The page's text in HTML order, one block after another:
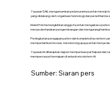
Yayasan SAIL mengumumkan peluncurannya untuk
yang didukung oleh organisasi teknologi dan penelitian
Inisiatif ini memungkinkan anggota untuk mengakses
menyederhanakan pengembangan dan mengurangi
Peningkatan pengajuan paten dan kompleksitas sistem
memperlambat inovasi, mendorong upaya untuk
Yayasan ini diharapkan dapat memperluas partisipasi dan
mempercepat kemajuan di seluruh ekosistem AI.
Sumber: Siaran pers